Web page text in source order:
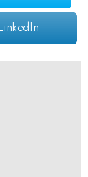
LinkedIn